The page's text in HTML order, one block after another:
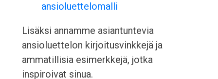
ansioluettelomalli
Lisäksi annamme asiantuntevia
ansioluettelon kirjoitusvinkkejä ja
ammatillisia esimerkkejä, jotka
inspiroivat sinua.